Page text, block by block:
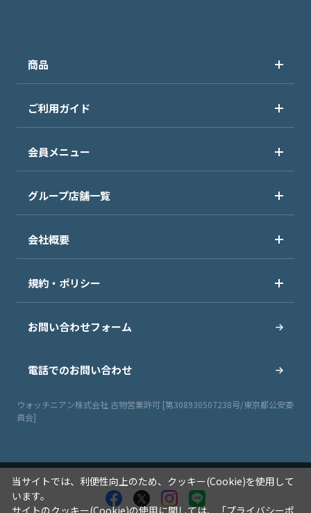
商品
ご利用ガイド
会員メニュー
グループ店舗一覧
会社概要
規約・ポリシー
お問い合わせフォーム
電話でのお問い合わせ
ウォッチニアン株式会社 古物営業許可 [第308930507238号/東京都公安委
員会]
当サイトでは、利便性向上のため、クッキー(Cookie)を使用して
います。